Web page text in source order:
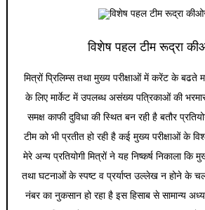
विशेष पहल टीम रूद्रा
मित्रों प्रिलिम्स तथा मुख्य परीक्षाओं में करेंट के बढते
के लिए मार्केट में उपलब्ध असंख्य पत्रिकाओं की
समक्ष काफी दुविधा की स्थित बन रही है बतौर
टीम को भी प्रतीत हो रही है कई मुख्य परीक्षाओं के
मेरे अन्य प्रतियोगी मित्रों ने यह निष्कर्ष निकाला कि
तथा घटनाओं के स्पष्ट व प्रर्याप्त उल्लेख न होने के
नंबर का नुकसान हो रहा है इस हिसाब से सामान्य